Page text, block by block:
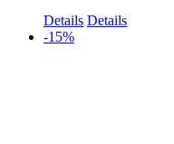
Details Details
-15%